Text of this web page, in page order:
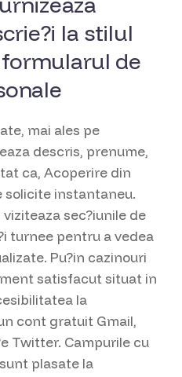
la stilul
de
mai ales pe
descris, prenume,
ca, Acoperire din
solicite instantaneu.
sec?iunile de
turnee pentru a vedea
Pu?in cazinouri
satisfacut situat in
la
cont gratuit Gmail,
Twitter. Campurile cu
plasate la